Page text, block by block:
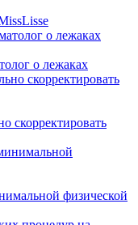
о лежаках
скорректировать
физической